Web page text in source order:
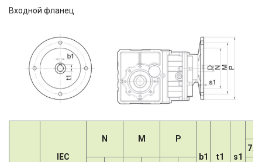
Входной фланец
IEC
N M
P
b1
t1 s1
7.5